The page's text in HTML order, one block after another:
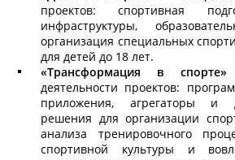
проектов: спортивная
инфраструктуры,
организация специальных
для детей до 18 лет.
«Трансформация в спорте»
деятельности проектов:
приложения, агрегаторы и
решения для организации
анализа тренировочного
спортивной культуры и